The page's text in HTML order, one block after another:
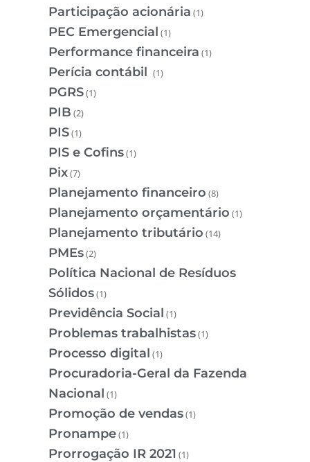
Participação acionária (1)
PEC Emergencial (1)
Performance financeira (1)
Perícia contábil (1)
PGRS(1)
PIB (2)
PIS(1)
PIS e Cofins(1)
Pix(7)
Planejamento financeiro (8)
Planejamento orçamentário (1)
Planejamento tributário (14)
PMEs(2)
Política Nacional de Resíduos
Sólidos(1)
Previdência Social (1)
Problemas trabalhistas(1)
Processo digital (1)
Procuradoria-Geral da Fazenda
Nacional (1)
Promoção de vendas(1)
Pronampe(1)
Prorrogação IR 2021 (1)